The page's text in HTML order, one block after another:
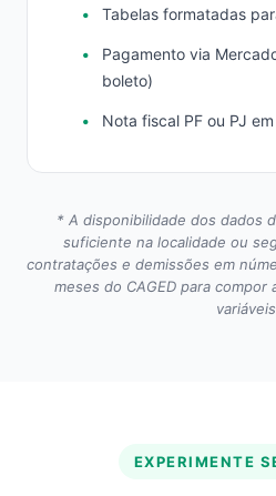
Tabelas formatadas
Pagamento via
boleto)
Nota fiscal PF ou PJ
* A disponibilidade dos dados
suficiente na localidade ou
contratações e demissões em
meses do CAGED para compor
EXPERIMENTE